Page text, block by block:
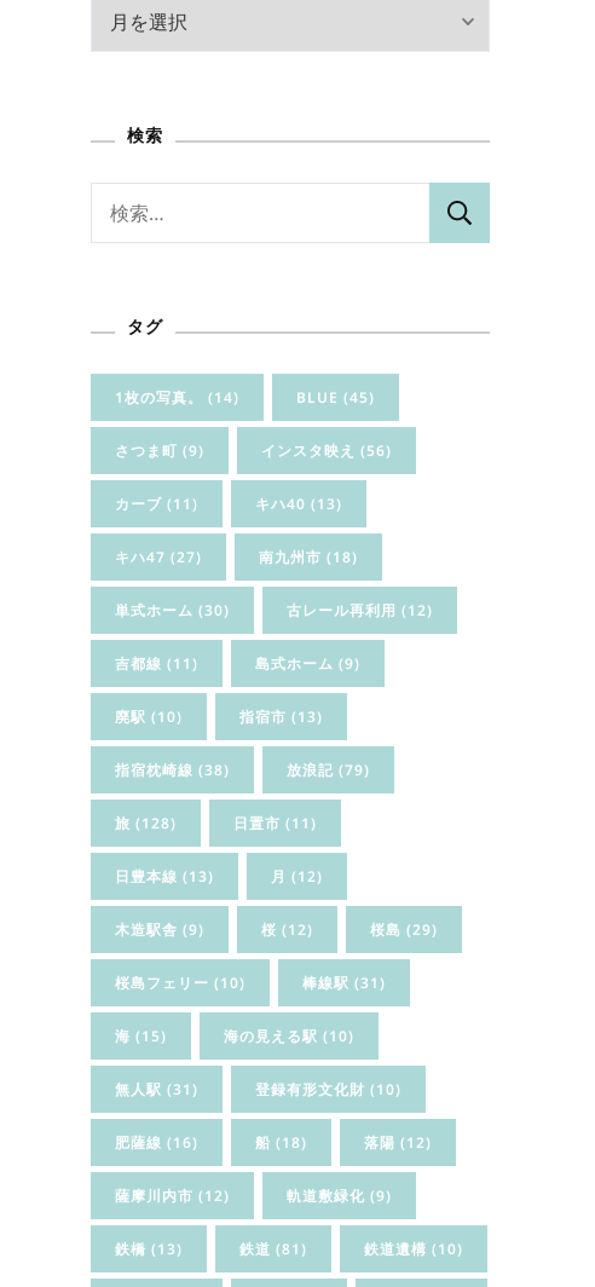
ブ
検索
タグ
1枚の写真。 (14) BLUE (45)
さつま町 (9) インスタ映え (56)
カーブ (11) キハ40 (13)
キハ47 (27) 南九州市 (18)
単式ホーム (30) 古レール再利用 (12)
吉都線 (11) 島式ホーム (9)
廃駅 (10) 指宿市 (13)
指宿枕崎線 (38) 放浪記 (79)
旅 (128) 日置市 (11)
日豊本線 (13) 月 (12)
木造駅舎 (9) 桜 (12) 桜島 (29)
桜島フェリー (10) 棒線駅 (31)
海 (15) 海の見える駅 (10)
無人駅 (31) 登録有形文化財 (10)
肥薩線 (16) 船 (18) 落陽 (12)
薩摩川内市 (12) 軌道敷緑化 (9)
鉄橋 (13) 鉄道 (81) 鉄道遺構 (10)